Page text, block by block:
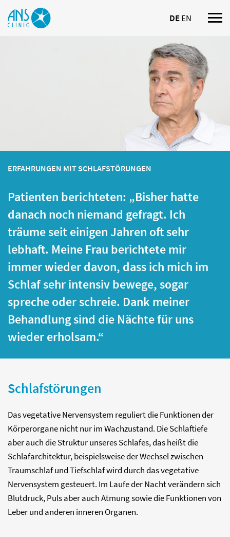
DEEN
ERFAHRUNGEN MIT SCHLAFSTÖRUNGEN
Patienten berichteten: „Bisher hatte
danach noch niemand gefragt. Ich
träume seit einigen Jahren oft sehr
lebhaft. Meine Frau berichtete mir
immer wieder davon, dass ich mich im
Schlaf sehr intensiv bewege, sogar
spreche oder schreie. Dank meiner
Behandlung sind die Nächte für uns
wieder erholsam.“
Schlafstörungen
Das vegetative Nervensystem reguliert die Funktionen der
Körperorgane nicht nur im Wachzustand. Die Schlaftiefe
aber auch die Struktur unseres Schlafes, das heißt die
Schlafarchitektur, beispielsweise der Wechsel zwischen
Traumschlaf und Tiefschlaf wird durch das vegetative
Nervensystem gesteuert. Im Laufe der Nacht verändern sich
Blutdruck, Puls aber auch Atmung sowie die Funktionen von
Leber und anderen inneren Organen.